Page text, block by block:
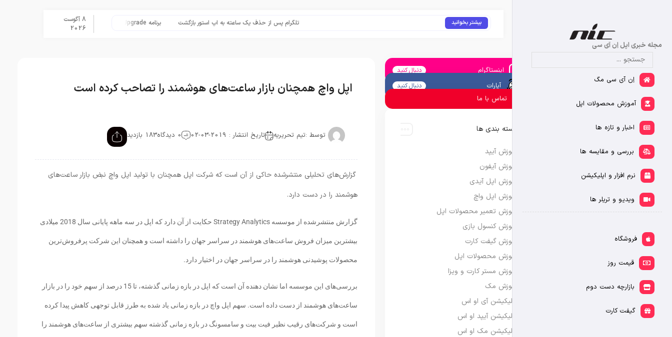
مجله خبری اپل اِن آی سی
اِن آی سی مگ
آموزش محصولات اپل
اخبار و تازه ها
بررسی و مقایسه ها
نرم افزار و اپلیکیشن
ویدیو و تریلر ها
فروشگاه
قیمت روز
بازارچه دست دوم
گیفت کارت
بیشتر بخوانید تلگرام پس از حذف یک ساعته به اپ استور بازگشت برنامه Apple Upgrade معرفی شد؛ شرایط اپل برای اجاره آیفون، آیپد، مک و اپل واچ
8 آگوست
2026
اپل واچ همچنان بازار ساعت‌های هوشمند را تصاحب کرده است
توسط :تیم تحریریه تاریخ انتشار : 2019-03-02 0 دیدگاه 183 بازدید
گزارش‌های تحلیلی منتشرشده حاکی از آن است که شرکت اپل همچنان با تولید اپل واچ نبض بازار ساعت‌های
هوشمند را در دست دارد.
گزارش منتشرشده از موسسه Strategy Analytics حکایت از آن دارد که اپل در سه ماهه پایانی سال 2018 میلادی
بیشترین میزان فروش ساعت‌های هوشمند در سراسر جهان را داشته است و همچنان این شرکت پرفروش‌ترین
محصولات پوشیدنی هوشمند را در سراسر جهان در اختیار دارد.
بررسی‌های این موسسه اما نشان دهنده آن است که اپل در بازه زمانی گذشته، تا 15 درصد از سهم خود را در بازار
ساعت‌های هوشمند از دست داده است. سهم اپل واچ در بازه زمانی یاد شده به طرز قابل توجهی کاهش پیدا کرده
است و شرکت‌های رقیب نظیر فیت بیت و سامسونگ در بازه زمانی گذشته سهم بیشتری از ساعت‌های هوشمند را
اینستاگرام دنبال کنید
آپارات دنبال کنید
تماس با ما
دسته بندی ها
آموزش آیپد
آموزش آیفون
آموزش اپل آیدی
آموزش اپل واچ
آموزش تعمیر محصولات اپل
آموزش کنسول بازی
آموزش گیفت کارت
آموزش محصولات اپل
آموزش مستر کارت و ویزا
آموزش مک
اپلیکیشن آی او اس
اپلیکیشن آیپد او اس
اپلیکیشن مک او اس